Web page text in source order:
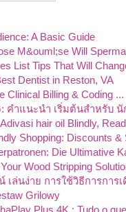
A Basic Guide
M&ouml;se Will
List Tips That Will
Dentist in Reston, VA
Clinical Billing & Coding ...
คำแนะนำ เริ่มต้นสำหรับ นั
hair oil Blindly,
Shopping: Discounts &
Die Ultimative
Wood Stripping
เล่นง่าย การใช้วิธีการการเ
Grilowy